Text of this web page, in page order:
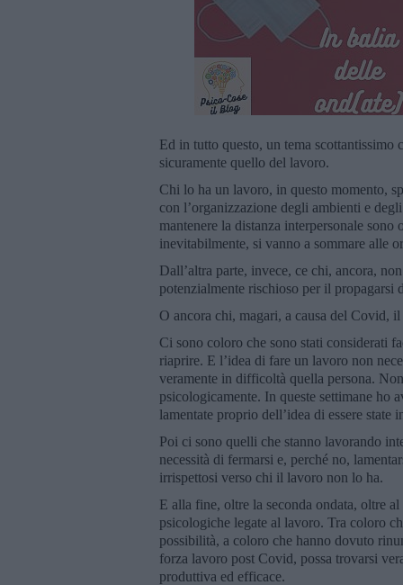
Ed in tutto questo, un tema scottantissimo
sicuramente quello del lavoro.
Chi lo ha un lavoro, in questo momento,
con l’organizzazione degli ambienti e
mantenere la distanza interpersonale
inevitabilmente, si vanno a sommare alle
Dall’altra parte, invece, ce chi, ancora,
potenzialmente rischioso per il propagarsi
O ancora chi, magari, a causa del Covid,
Ci sono coloro che sono stati considerati
riaprire. E l’idea di fare un lavoro non
veramente in difficoltà quella persona.
psicologicamente. In queste settimane ho
lamentate proprio dell’idea di essere
Poi ci sono quelli che stanno lavorando
necessità di fermarsi e, perché no,
irrispettosi verso chi il lavoro non lo ha.
E alla fine, oltre la seconda ondata, oltre
psicologiche legate al lavoro. Tra coloro
possibilità, a coloro che hanno dovuto
forza lavoro post Covid, possa trovarsi
produttiva ed efficace.